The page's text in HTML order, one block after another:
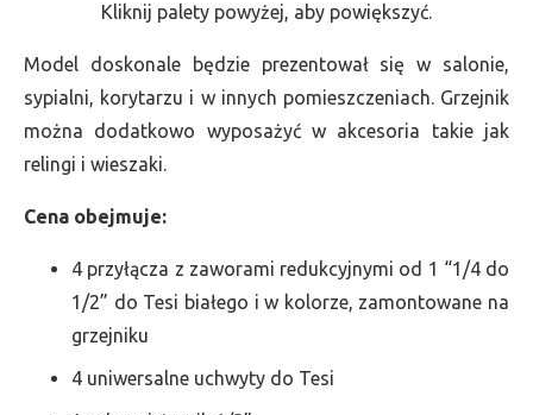
Kliknij palety powyżej, aby powiększyć.
Model doskonale będzie prezentował się w salonie,
sypialni, korytarzu i w innych pomieszczeniach. Grzejnik
można dodatkowo wyposażyć w akcesoria takie jak
relingi i wieszaki.
Cena obejmuje:
4 przyłącza z zaworami redukcyjnymi od 1 “1/4 do
1/2” do Tesi białego i w kolorze, zamontowane na
grzejniku
4 uniwersalne uchwyty do Tesi